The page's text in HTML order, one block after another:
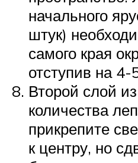
начального
штук)
самого края
отступив на 4-
Второй слой
количества
прикрепите
к центру, но